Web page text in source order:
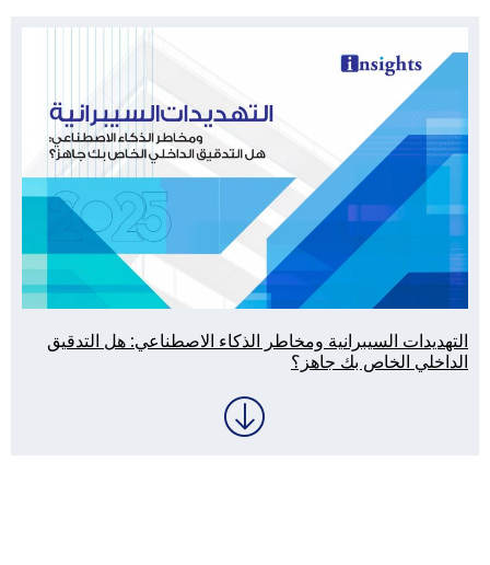
التهديدات السيبرانية ومخاطر الذكاء الاصطناعي: هل التدقيق
الداخلي الخاص بك جاهز؟